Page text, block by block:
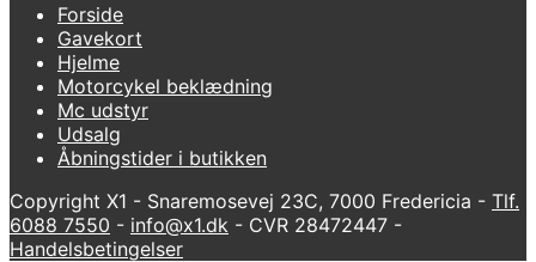
Forside
Gavekort
Hjelme
Motorcykel beklædning
Mc udstyr
Udsalg
Åbningstider i butikken
Copyright X1 - Snaremosevej 23C, 7000 Fredericia - Tlf.
6088 7550 - info@x1.dk - CVR 28472447 -
Handelsbetingelser